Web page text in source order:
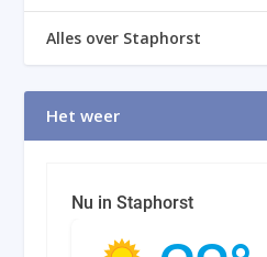
Alles over Staphorst
Het weer